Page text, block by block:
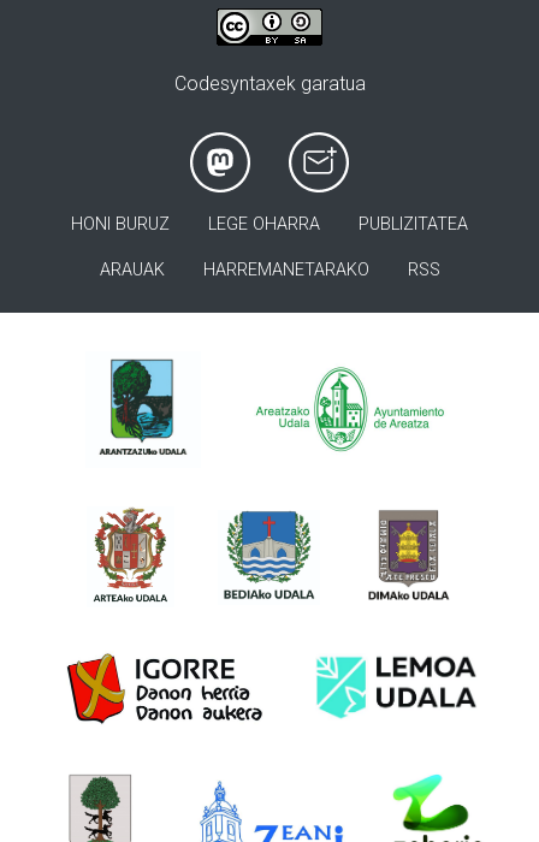
Codesyntaxek garatua
HONI BURUZ LEGE OHARRA PUBLIZITATEA
ARAUAK HARREMANETARAKO RSS